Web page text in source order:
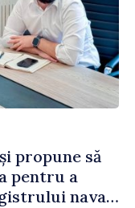
propune să
pentru a
naval